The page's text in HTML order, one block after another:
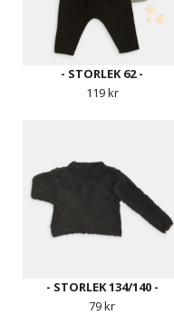
- STORLEK 62 -
119 kr
- STORLEK 134/140 -
79 kr